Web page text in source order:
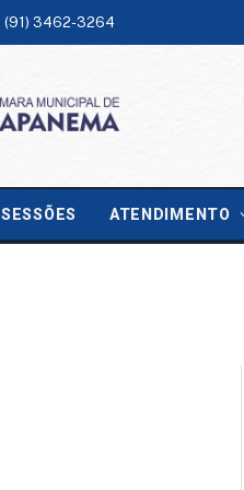
(91) 3462-3264
SESSÕES ATENDIMENTO